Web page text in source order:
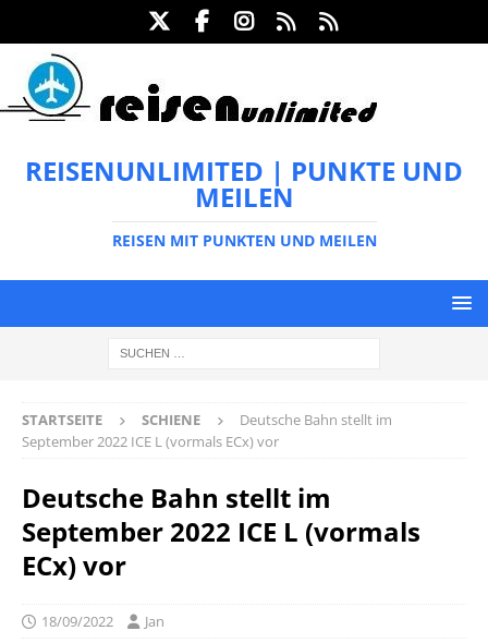
REISENUNLIMITED | PUNKTE UND
MEILEN
REISEN MIT PUNKTEN UND MEILEN
STARTSEITE SCHIENE
Deutsche Bahn stellt im
September 2022 ICE L (vormals ECx) vor
Deutsche Bahn stellt im
September 2022 ICE L (vormals
ECx) vor
18/09/2022 Jan